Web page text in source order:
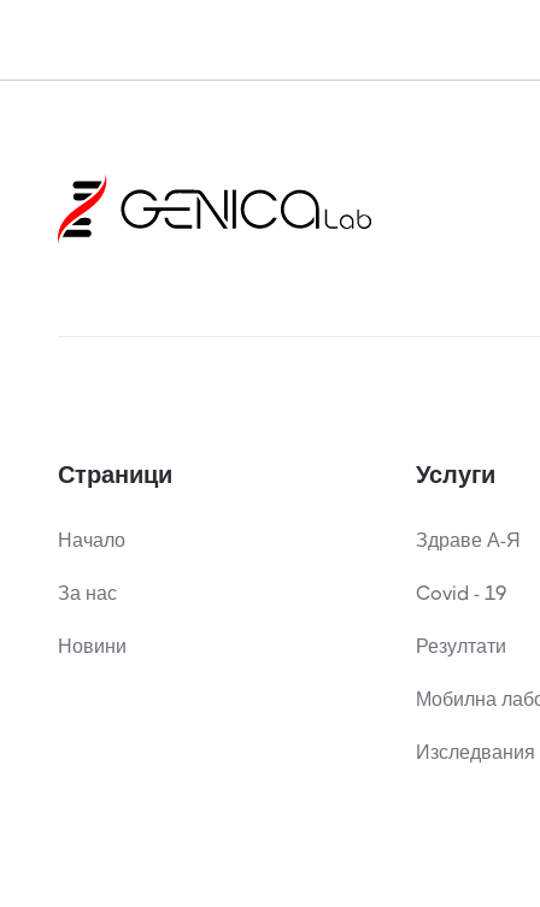
Страници
Начало
За нас
Новини
Услуги
Здраве А-Я
Covid - 19
Резултати
Мобилна
Изследвания